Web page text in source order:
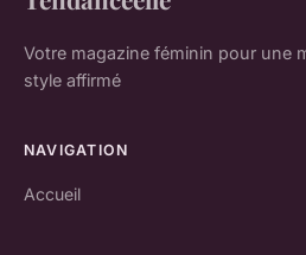
Votre magazine féminin pour une
style affirmé
NAVIGATION
Accueil